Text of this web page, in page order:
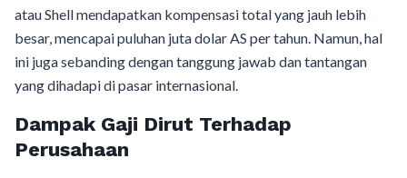
atau Shell mendapatkan kompensasi total yang jauh lebih
besar, mencapai puluhan juta dolar AS per tahun. Namun, hal
ini juga sebanding dengan tanggung jawab dan tantangan
yang dihadapi di pasar internasional.
Dampak Gaji Dirut Terhadap
Perusahaan